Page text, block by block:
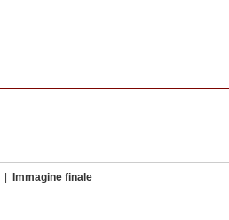
Immagine finale